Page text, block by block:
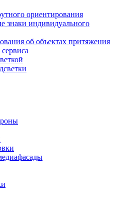
ориентирования
знаки индивидуального
об объектах притяжения